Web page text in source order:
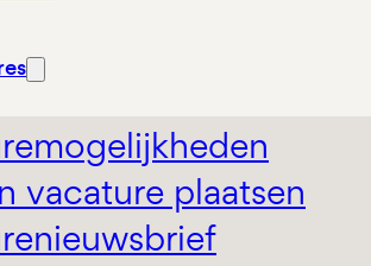
vacature plaatsen